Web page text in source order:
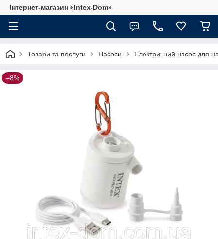
Інтернет-магазин «Intex-Dom»
Товари та послуги Насоси Електричний насос для
–8%